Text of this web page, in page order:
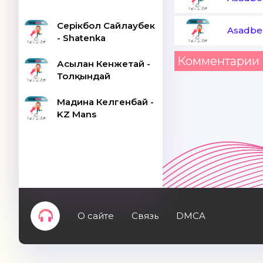
Серікбол Сайлаубек
- Shatenka
Асылан Кенжетай -
Толқындай
Мадина Келгенбай -
KZ Mans
Комментарии
О сайте Связь DMCA